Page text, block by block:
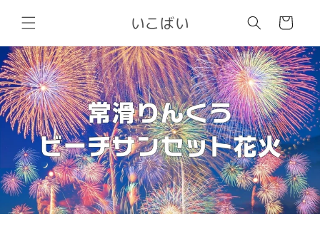
content
いこばい Cart